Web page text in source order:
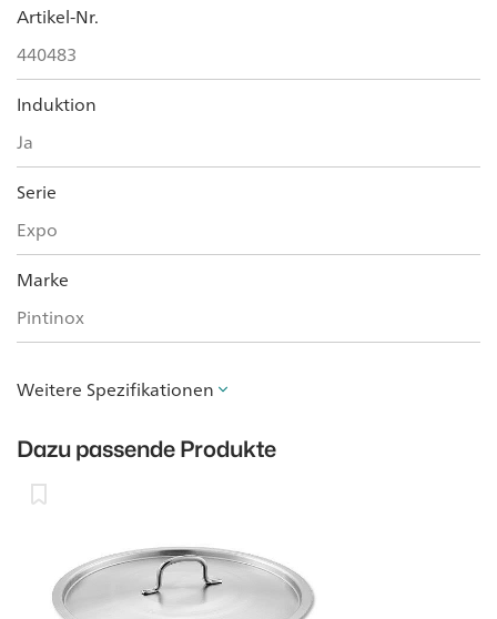
Artikel-Nr.
440483
Induktion
Ja
Serie
Expo
Marke
Pintinox
Weitere Spezifikationen
Dazu passende Produkte